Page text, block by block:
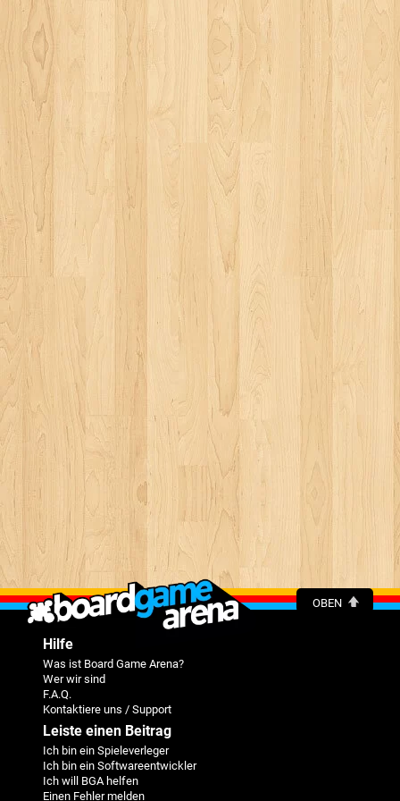
OBEN
Hilfe
Was ist Board Game Arena?
Wer wir sind
F.A.Q.
Kontaktiere uns / Support
Leiste einen Beitrag
Ich bin ein Spieleverleger
Ich bin ein Softwareentwickler
Ich will BGA helfen
Einen Fehler melden